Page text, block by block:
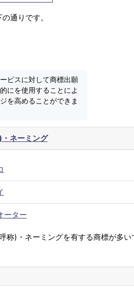
通りです。
ビスに対して商標出願
にを使用することによ
を高めることができま
ネーミング
ーター
称)・ネーミングを有する商標が多い